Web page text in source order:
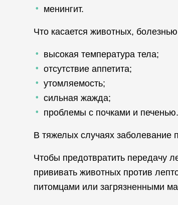
менингит.
Что касается животных,
высокая температура тела;
отсутствие аппетита;
утомляемость;
сильная жажда;
проблемы с почками и печенью.
В тяжелых случаях заболевание
Чтобы предотвратить передачу
прививать животных против
питомцами или загрязненными